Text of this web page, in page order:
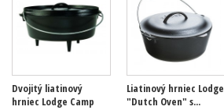
Dvojitý liatinový
hrniec Lodge Camp
Liatinový hrniec Lodge
"Dutch Oven" s...